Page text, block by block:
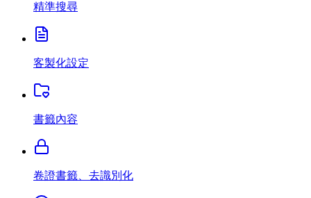
精準搜尋
客製化設定
書籤內容
卷證書籤、去識別化